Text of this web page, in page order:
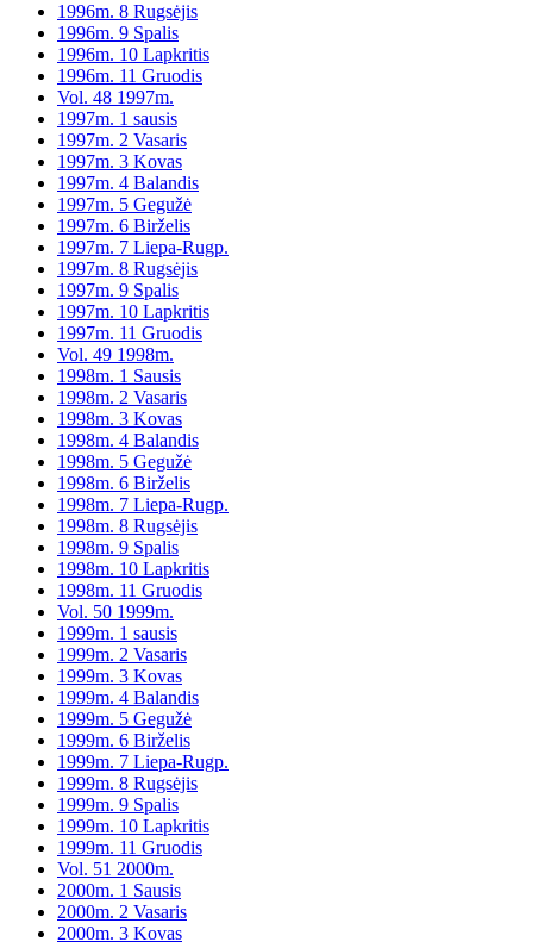
1996m. 8 Rugsėjis
1996m. 9 Spalis
1996m. 10 Lapkritis
1996m. 11 Gruodis
Vol. 48 1997m.
1997m. 1 sausis
1997m. 2 Vasaris
1997m. 3 Kovas
1997m. 4 Balandis
1997m. 5 Gegužė
1997m. 6 Birželis
1997m. 7 Liepa-Rugp.
1997m. 8 Rugsėjis
1997m. 9 Spalis
1997m. 10 Lapkritis
1997m. 11 Gruodis
Vol. 49 1998m.
1998m. 1 Sausis
1998m. 2 Vasaris
1998m. 3 Kovas
1998m. 4 Balandis
1998m. 5 Gegužė
1998m. 6 Birželis
1998m. 7 Liepa-Rugp.
1998m. 8 Rugsėjis
1998m. 9 Spalis
1998m. 10 Lapkritis
1998m. 11 Gruodis
Vol. 50 1999m.
1999m. 1 sausis
1999m. 2 Vasaris
1999m. 3 Kovas
1999m. 4 Balandis
1999m. 5 Gegužė
1999m. 6 Birželis
1999m. 7 Liepa-Rugp.
1999m. 8 Rugsėjis
1999m. 9 Spalis
1999m. 10 Lapkritis
1999m. 11 Gruodis
Vol. 51 2000m.
2000m. 1 Sausis
2000m. 2 Vasaris
2000m. 3 Kovas